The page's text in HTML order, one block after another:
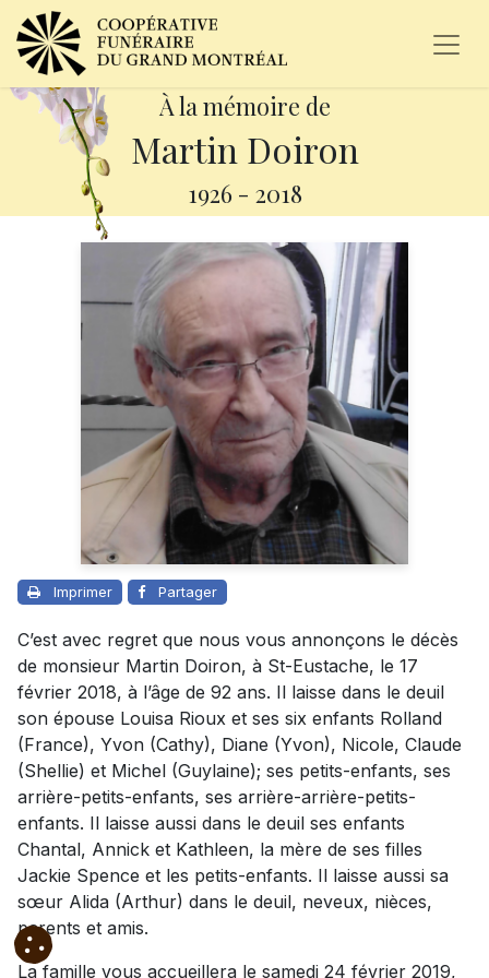
À la mémoire de
Martin Doiron
1926 - 2018
Imprimer Partager
C’est avec regret que nous vous annonçons le décès
de monsieur Martin Doiron, à St-Eustache, le 17
février 2018, à l’âge de 92 ans. Il laisse dans le deuil
son épouse Louisa Rioux et ses six enfants Rolland
(France), Yvon (Cathy), Diane (Yvon), Nicole, Claude
(Shellie) et Michel (Guylaine); ses petits-enfants, ses
arrière-petits-enfants, ses arrière-arrière-petits-
enfants. Il laisse aussi dans le deuil ses enfants
Chantal, Annick et Kathleen, la mère de ses filles
Jackie Spence et les petits-enfants. Il laisse aussi sa
sœur Alida (Arthur) dans le deuil, neveux, nièces,
parents et amis.
La famille vous accueillera le samedi 24 février 2019,